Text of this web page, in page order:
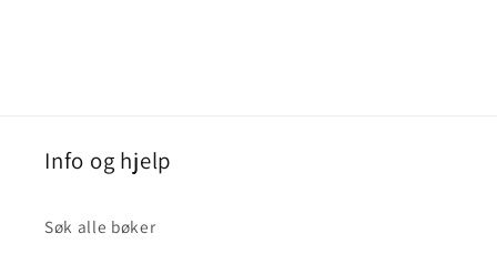
Info og hjelp
Søk alle bøker